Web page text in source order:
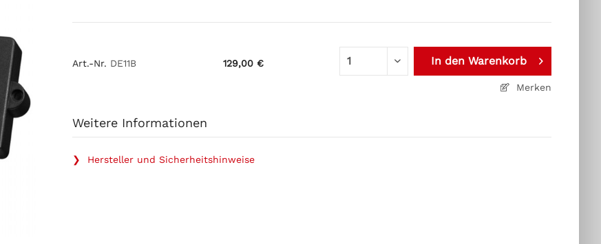
Art.-Nr. DE11B 129,00 € In den Warenkorb
Merken
Weitere Informationen
❯ Hersteller und Sicherheitshinweise